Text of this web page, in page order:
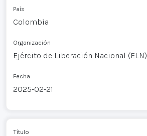
País
Colombia
Organización
Ejército de Liberación Nacional (ELN)
Fecha
2025-02-21
Título